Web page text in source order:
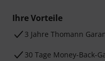
Ihre Vorteile
3 Jahre Thomann
30 Tage Money-Back-